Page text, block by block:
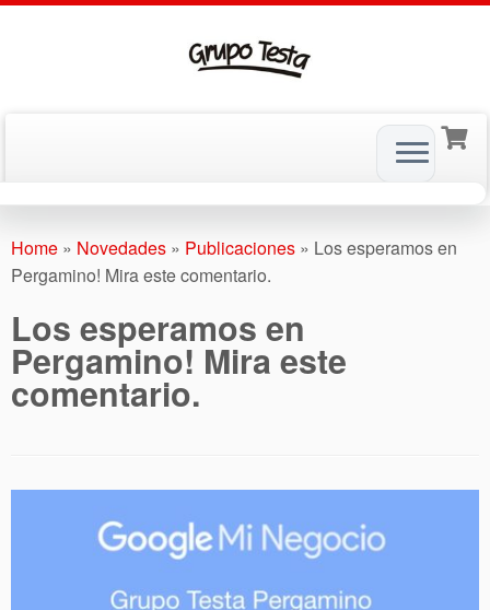
to
content
Home » Novedades » Publicaciones » Los esperamos en
Pergamino! Mira este comentario.
Los esperamos en
Pergamino! Mira este
comentario.